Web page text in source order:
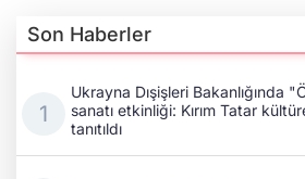
Son Haberler
Ukrayna Dışişleri Bakanlığında
sanatı etkinliği: Kırım Tatar
tanıtıldı